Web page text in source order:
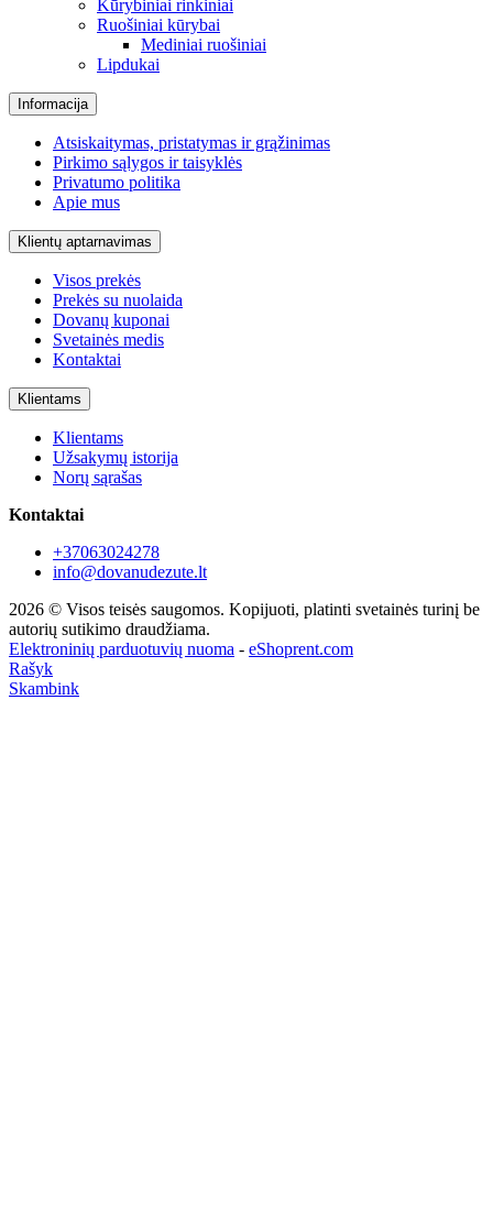
Kūrybiniai rinkiniai
Ruošiniai kūrybai
Mediniai ruošiniai
Lipdukai
Informacija
Atsiskaitymas, pristatymas ir grąžinimas
Pirkimo sąlygos ir taisyklės
Privatumo politika
Apie mus
Klientų aptarnavimas
Visos prekės
Prekės su nuolaida
Dovanų kuponai
Svetainės medis
Kontaktai
Klientams
Klientams
Užsakymų istorija
Norų sąrašas
Kontaktai
+37063024278
info@dovanudezute.lt
2026 © Visos teisės saugomos. Kopijuoti, platinti svetainės turinį be
autorių sutikimo draudžiama.
Elektroninių parduotuvių nuoma - eShoprent.com
Rašyk
Skambink